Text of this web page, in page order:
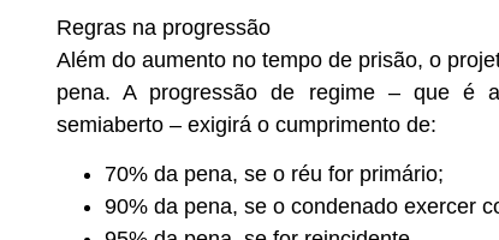
Regras na progressão
Além do aumento no tempo de prisão, o
pena. A progressão de regime – que é
semiaberto – exigirá o cumprimento de:
70% da pena, se o réu for primário;
90% da pena, se o condenado exercer